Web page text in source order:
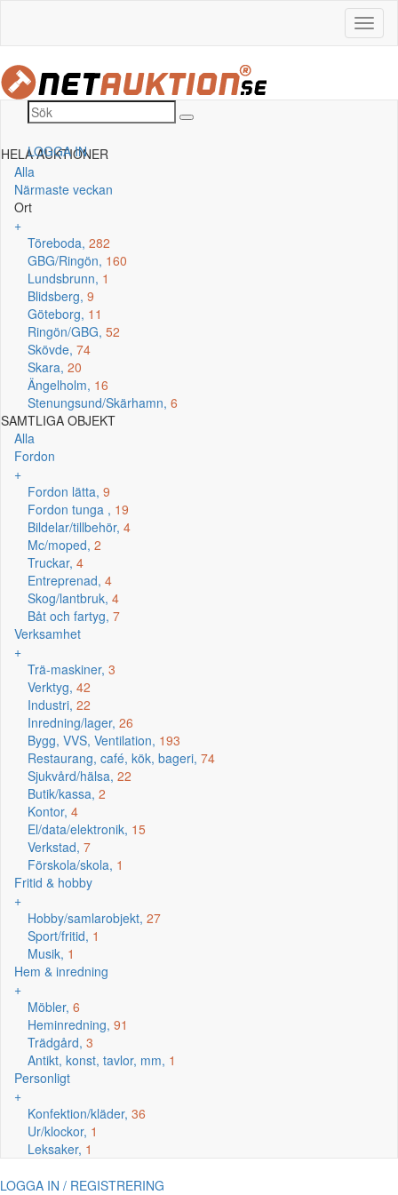
LOGGA IN
HELA AUKTIONER
Alla
Närmaste veckan
Ort
+
Töreboda, 282
GBG/Ringön, 160
Lundsbrunn, 1
Blidsberg, 9
Göteborg, 11
Ringön/GBG, 52
Skövde, 74
Skara, 20
Ängelholm, 16
Stenungsund/Skärhamn, 6
SAMTLIGA OBJEKT
Alla
Fordon
+
Fordon lätta, 9
Fordon tunga , 19
Bildelar/tillbehör, 4
Mc/moped, 2
Truckar, 4
Entreprenad, 4
Skog/lantbruk, 4
Båt och fartyg, 7
Verksamhet
+
Trä-maskiner, 3
Verktyg, 42
Industri, 22
Inredning/lager, 26
Bygg, VVS, Ventilation, 193
Restaurang, café, kök, bageri, 74
Sjukvård/hälsa, 22
Butik/kassa, 2
Kontor, 4
El/data/elektronik, 15
Verkstad, 7
Förskola/skola, 1
Fritid & hobby
+
Hobby/samlarobjekt, 27
Sport/fritid, 1
Musik, 1
Hem & inredning
+
Möbler, 6
Heminredning, 91
Trädgård, 3
Antikt, konst, tavlor, mm, 1
Personligt
+
Konfektion/kläder, 36
Ur/klockor, 1
Leksaker, 1
LOGGA IN / REGISTRERING